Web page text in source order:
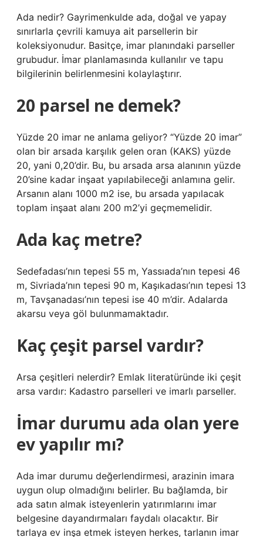
Ada nedir? Gayrimenkulde ada, doğal ve yapay
sınırlarla çevrili kamuya ait parsellerin bir
koleksiyonudur. Basitçe, imar planındaki parseller
grubudur. İmar planlamasında kullanılır ve tapu
bilgilerinin belirlenmesini kolaylaştırır.
20 parsel ne demek?
Yüzde 20 imar ne anlama geliyor? “Yüzde 20 imar”
olan bir arsada karşılık gelen oran (KAKS) yüzde
20, yani 0,20’dir. Bu, bu arsada arsa alanının yüzde
20’sine kadar inşaat yapılabileceği anlamına gelir.
Arsanın alanı 1000 m2 ise, bu arsada yapılacak
toplam inşaat alanı 200 m2’yi geçmemelidir.
Ada kaç metre?
Sedefadası’nın tepesi 55 m, Yassıada’nın tepesi 46
m, Sivriada’nın tepesi 90 m, Kaşıkadası’nın tepesi 13
m, Tavşanadası’nın tepesi ise 40 m’dir. Adalarda
akarsu veya göl bulunmamaktadır.
Kaç çeşit parsel vardır?
Arsa çeşitleri nelerdir? Emlak literatüründe iki çeşit
arsa vardır: Kadastro parselleri ve imarlı parseller.
İmar durumu ada olan yere
ev yapılır mı?
Ada imar durumu değerlendirmesi, arazinin imara
uygun olup olmadığını belirler. Bu bağlamda, bir
ada satın almak isteyenlerin yatırımlarını imar
belgesine dayandırmaları faydalı olacaktır. Bir
tarlaya ev inşa etmek isteyen herkes, tarlanın imar